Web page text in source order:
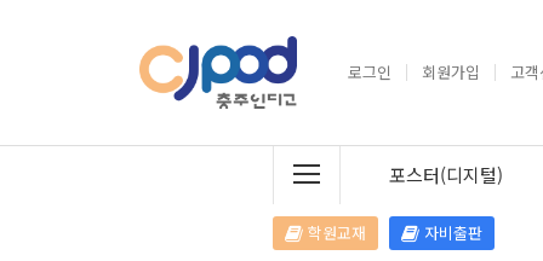
로그인 회원가입 고
포스터(디지털)
학원교재 자비출판